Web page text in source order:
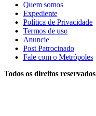
Quem somos
Expediente
Política de Privacidade
Termos de uso
Anuncie
Post Patrocinado
Fale com o Metrópoles
Todos os direitos reservados